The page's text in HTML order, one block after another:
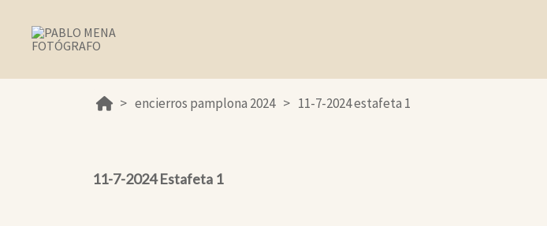
encierros pamplona 2024 11-7-2024 estafeta 1
11-7-2024 Estafeta 1